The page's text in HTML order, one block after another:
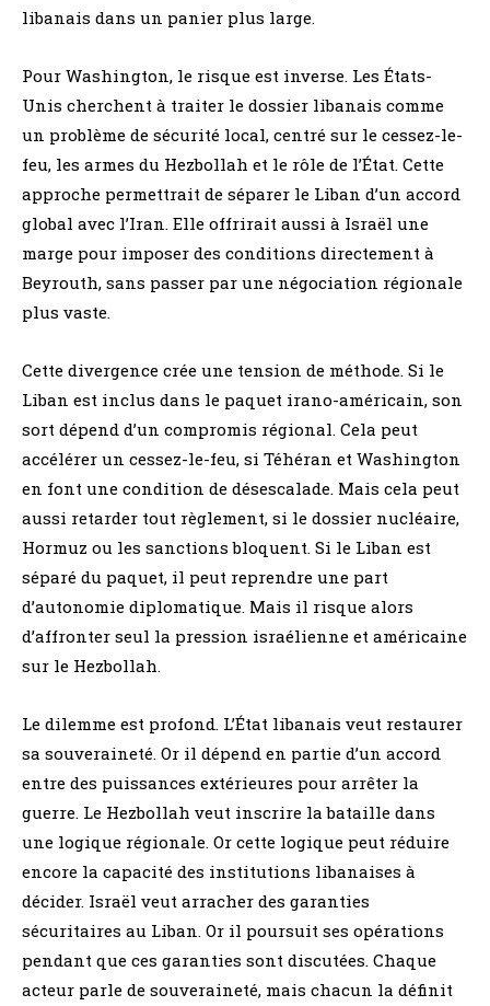
libanais dans un panier plus large.
Pour Washington, le risque est inverse. Les États-
Unis cherchent à traiter le dossier libanais comme
un problème de sécurité local, centré sur le cessez-le-
feu, les armes du Hezbollah et le rôle de l’État. Cette
approche permettrait de séparer le Liban d’un accord
global avec l’Iran. Elle offrirait aussi à Israël une
marge pour imposer des conditions directement à
Beyrouth, sans passer par une négociation régionale
plus vaste.
Cette divergence crée une tension de méthode. Si le
Liban est inclus dans le paquet irano-américain, son
sort dépend d’un compromis régional. Cela peut
accélérer un cessez-le-feu, si Téhéran et Washington
en font une condition de désescalade. Mais cela peut
aussi retarder tout règlement, si le dossier nucléaire,
Hormuz ou les sanctions bloquent. Si le Liban est
séparé du paquet, il peut reprendre une part
d’autonomie diplomatique. Mais il risque alors
d’affronter seul la pression israélienne et américaine
sur le Hezbollah.
Le dilemme est profond. L’État libanais veut restaurer
sa souveraineté. Or il dépend en partie d’un accord
entre des puissances extérieures pour arrêter la
guerre. Le Hezbollah veut inscrire la bataille dans
une logique régionale. Or cette logique peut réduire
encore la capacité des institutions libanaises à
décider. Israël veut arracher des garanties
sécuritaires au Liban. Or il poursuit ses opérations
pendant que ces garanties sont discutées. Chaque
acteur parle de souveraineté, mais chacun la définit